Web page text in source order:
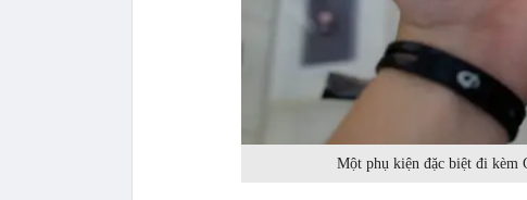
Một phụ kiện đặc biệt đi kèm